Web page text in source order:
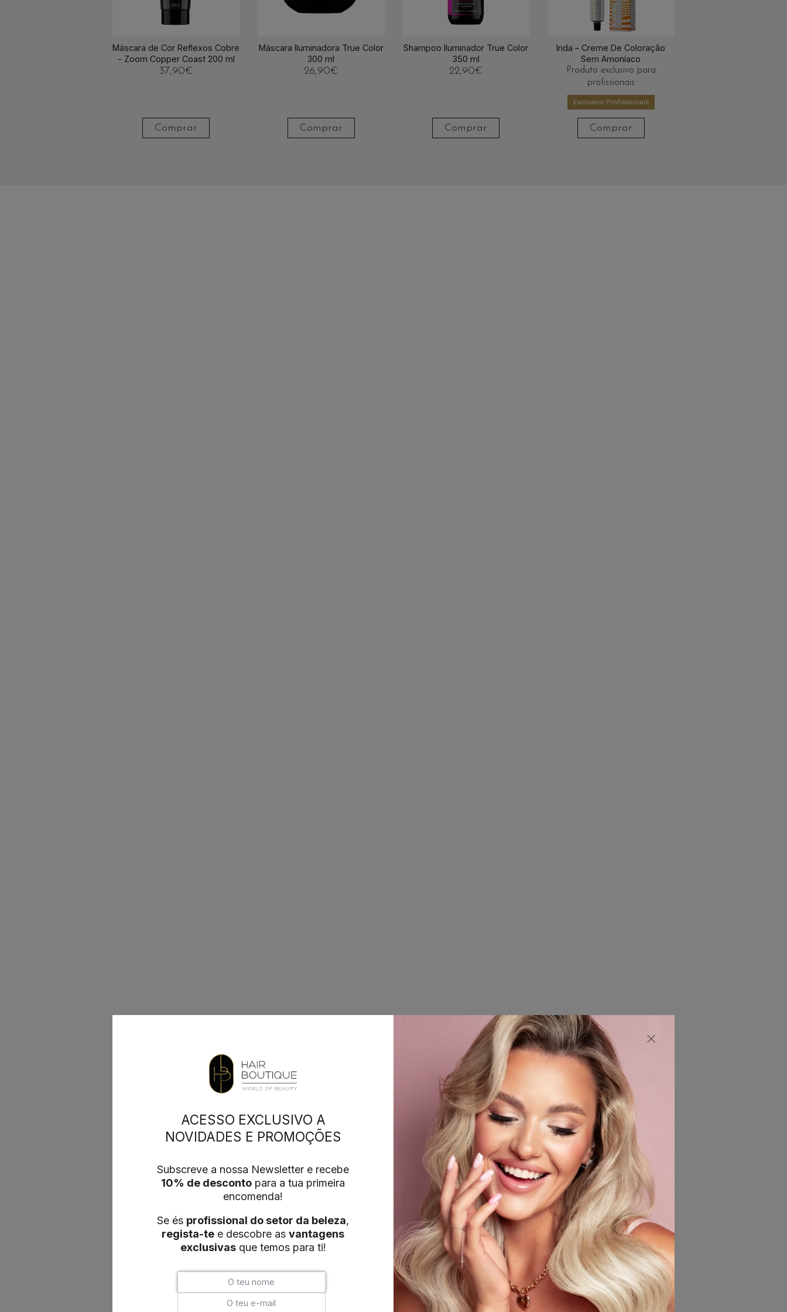
Máscara de Cor Reflexos Cobre
- Zoom Copper Coast 200 ml
37,90€
Comprar
Máscara Iluminadora True Color
300 ml
26,90€
Comprar
Shampoo Iluminador True Color
350 ml
22,90€
Comprar
Irida – Creme De Coloração
Sem Amoníaco
Produto exclusivo para
profissionais
Exclusivo Profissionais
Comprar
ACESSO EXCLUSIVO A
NOVIDADES E PROMOÇÕES
Subscreve a nossa Newsletter e recebe
10% de desconto para a tua primeira
encomenda!
Se és profissional do setor da beleza,
regista-te e descobre as vantagens
exclusivasque temos para ti!